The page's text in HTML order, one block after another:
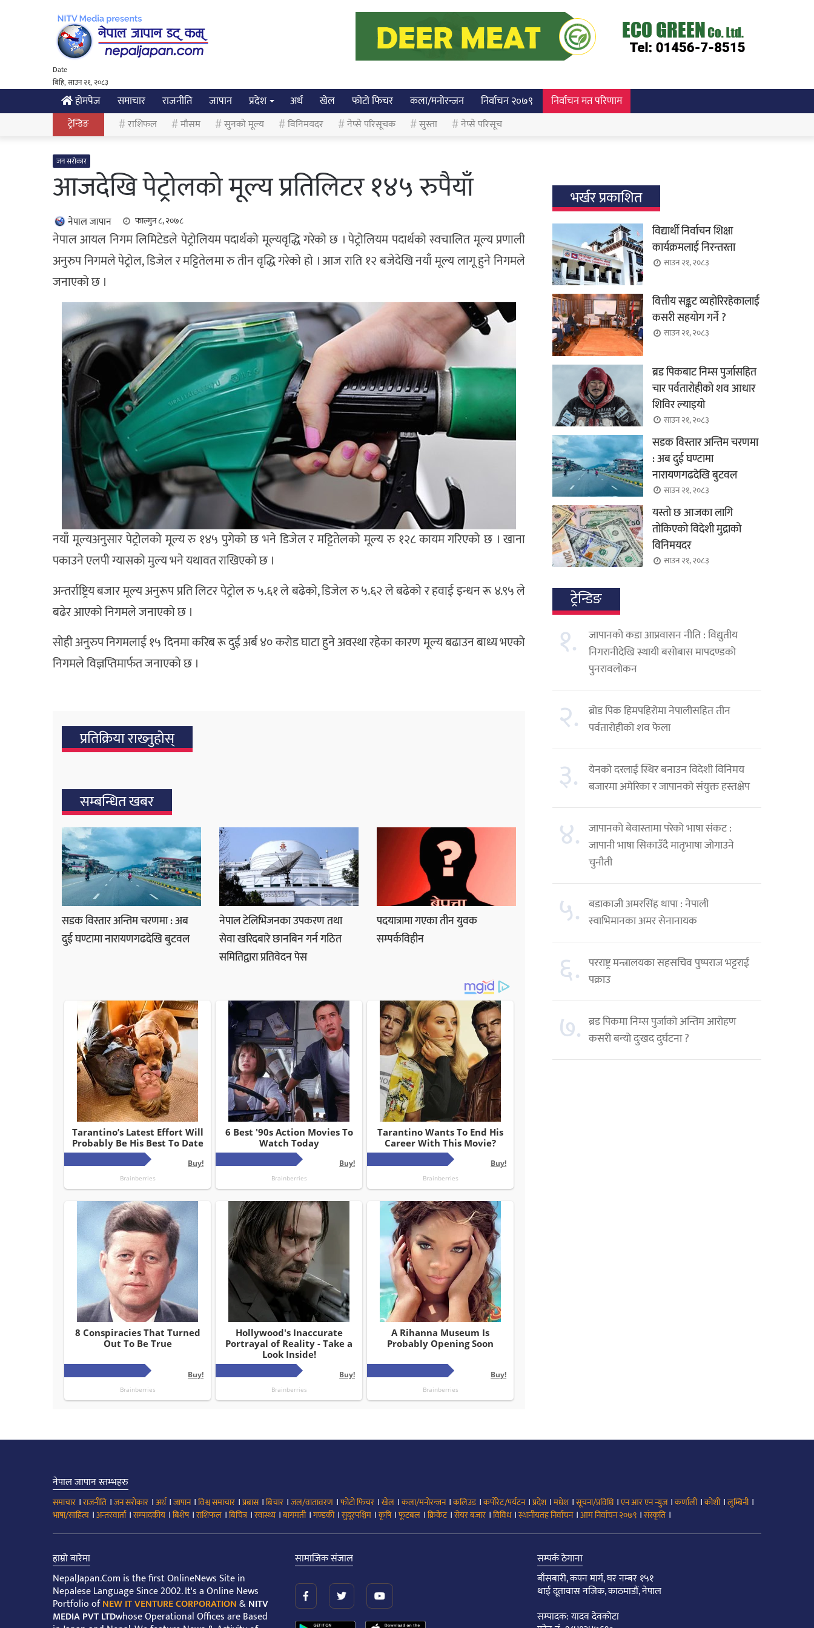
Date
बिहि, साउन २१, २०८३
होमपेज समाचार राजनीति जापान प्रदेश अर्थ खेल फोटो फिचर कला/मनोरन्जन निर्वाचन २०७९ निर्वाचन मत परिणाम
ट्रेन्डिङ राशिफल मौसम सुनको मूल्य विनिमयदर नेप्से परिसूचक सुस्ता नेप्से परिसूच
जन सरोकार
आजदेखि पेट्रोलको मूल्य प्रतिलिटर १४५ रुपैयाँ
नेपाल जापान फाल्गुन ८, २०७८
नेपाल आयल निगम लिमिटेडले पेट्रोलियम पदार्थको मूल्यवृद्धि गरेको छ । पेट्रोलियम पदार्थको स्वचालित मूल्य प्रणाली
अनुरुप निगमले पेट्रोल, डिजेल र मट्टितेलमा रु तीन वृद्धि गरेको हो । आज राति १२ बजेदेखि नयाँ मूल्य लागू हुने निगमले
जनाएको छ ।
नयाँ मूल्यअनुसार पेट्रोलको मूल्य रु १४५ पुगेको छ भने डिजेल र मट्टितेलको मूल्य रु १२८ कायम गरिएको छ । खाना
पकाउने एलपी ग्यासको मुल्य भने यथावत राखिएको छ ।
अन्तर्राष्ट्रिय बजार मूल्य अनुरूप प्रति लिटर पेट्रोल रु ५.६१ ले बढेको, डिजेल रु ५.६२ ले बढेको र हवाई इन्धन रू ४.९५ ले
बढेर आएको निगमले जनाएको छ ।
सोही अनुरुप निगमलाई १५ दिनमा करिब रू दुई अर्ब ४० करोड घाटा हुने अवस्था रहेका कारण मूल्य बढाउन बाध्य भएको
निगमले विज्ञप्तिमार्फत जनाएको छ ।
प्रतिक्रिया राख्‍नुहोस्
सम्बन्धित खबर
सडक विस्तार अन्तिम चरणमा : अब
दुई घण्टामा नारायणगढदेखि बुटवल
नेपाल टेलिभिजनका उपकरण तथा
सेवा खरिदबारे छानबिन गर्न गठित
समितिद्वारा प्रतिवेदन पेस
पदयात्रामा गएका तीन युवक
सम्पर्कविहीन
भर्खर प्रकाशित
विद्यार्थी निर्वाचन शिक्षा
कार्यक्रमलाई निरन्तरता
साउन २१, २०८३
वित्तीय सङ्कट व्यहोरिरहेकालाई
कसरी सहयोग गर्ने ?
साउन २१, २०८३
ब्रड पिकबाट निम्स पुर्जासहित
चार पर्वतारोहीको शव आधार
शिविर ल्याइयो
साउन २१, २०८३
सडक विस्तार अन्तिम चरणमा
: अब दुई घण्टामा
नारायणगढदेखि बुटवल
साउन २१, २०८३
यस्तो छ आजका लागि
तोकिएको विदेशी मुद्राको
विनिमयदर
साउन २१, २०८३
ट्रेन्डिङ
१.
जापानको कडा आप्रवासन नीति : विद्युतीय
निगरानीदेखि स्थायी बसोबास मापदण्डको
पुनरावलोकन
२.
ब्रोड पिक हिमपहिरोमा नेपालीसहित तीन
पर्वतारोहीको शव फेला
३.
येनको दरलाई स्थिर बनाउन विदेशी विनिमय
बजारमा अमेरिका र जापानको संयुक्त हस्तक्षेप
४. जापानको बेवास्तामा परेको भाषा संकट :
जापानी भाषा सिकाउँदै मातृभाषा जोगाउने
चुनौती
५. बडाकाजी अमरसिंह थापा : नेपाली
स्वाभिमानका अमर सेनानायक
६. परराष्ट्र मन्त्रालयका सहसचिव पुष्पराज भट्टराई
पक्राउ
७. ब्रड पिकमा निम्स पुर्जाको अन्तिम आरोहण
कसरी बन्यो दुःखद दुर्घटना ?
नेपाल जापान स्तम्भहरु
समाचार ।राजनीति ।जन सरोकार ।अर्थ।जापान।विश्व समाचार ।प्रबास।बिचार ।जल/वातावरण ।फोटो फिचर ।खेल ।कला/मनोरन्जन।कलिउड।कर्पोरेट/पर्यटन।प्रदेश।मधेश।सूचना/प्रविधि।एन आर एन न्युज।कर्णाली।कोशी।लुम्बिनी।
भाषा/साहित्य ।अन्तरवार्ता।सम्पादकीय ।बिशेष।राशिफल ।बिचित्र।स्वास्थ्य ।बागमती।गण्डकी।सुदूरपश्चिम ।कृषि।फूटबल ।क्रिकेट।सेयर बजार ।विविध।स्थानीयतह निर्वाचन।आम निर्वाचन २०७९ ।संस्कृति ।
हाम्रो बारेमा
NepalJapan.Com is the first OnlineNews Site in
Nepalese Language Since 2002. It's a Online News
Portfolio ofNEW IT VENTURE CORPORATION&NITV
MEDIA PVT LTDwhose Operational Offices are Based
सामाजिक संजाल
सम्पर्क ठेगाना
बाँसबारी, कपन मार्ग, घर नम्बर १५१
थाई दूतावास नजिक, काठमाडौं, नेपाल
सम्पादक: यादव देवकोटा